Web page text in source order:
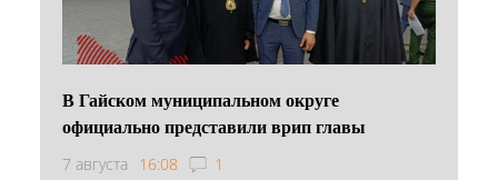
В Гайском муниципальном округе
официально представили врип главы
7 августа 16:08 1